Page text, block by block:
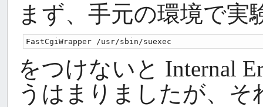
まず、手元の環境で実
をつけないと Internal
うはまりましたが、